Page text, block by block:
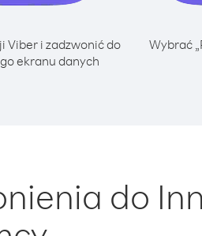
Viber i zadzwonić do
ekranu danych
Wybrać
do